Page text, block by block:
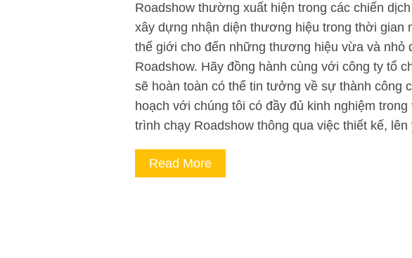
Roadshow thường xuất hiện trong các chiến
xây dựng nhận diện thương hiệu trong thời
thế giới cho đến những thương hiệu vừa và nhỏ
Roadshow. Hãy đồng hành cùng với công ty tổ
sẽ hoàn toàn có thể tin tưởng về sự thành công
hoạch với chúng tôi có đầy đủ kinh nghiệm
trình chạy Roadshow thông qua việc thiết kế,
Read More